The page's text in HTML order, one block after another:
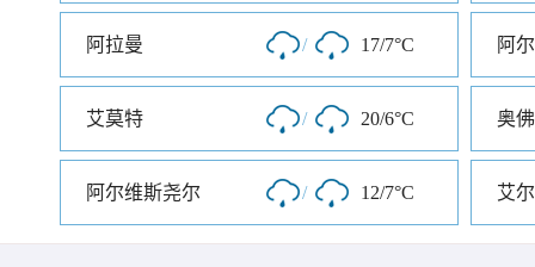
阿拉曼 / 17/7°C 阿
艾莫特 / 20/6°C 奥
阿尔维斯尧尔 / 12/7°C 艾